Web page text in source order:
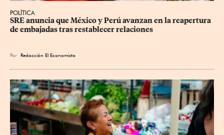
POLÍTICA
SRE anuncia que México y Perú avanzan en la reapertura
de embajadas tras restablecer relaciones
Por Redacción El Economista